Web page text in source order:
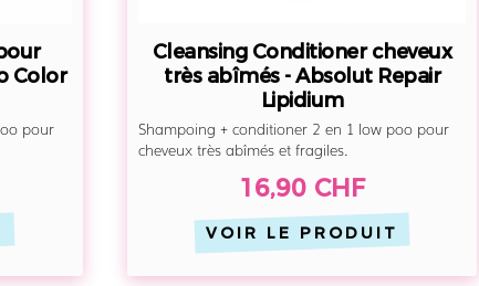
Color
pour
Cleansing Conditioner cheveux
très abîmés - Absolut Repair
Lipidium
Shampoing + conditioner 2 en 1 low poo pour
cheveux très abîmés et fragiles.
16,90 CHF
VOIR LE PRODUIT